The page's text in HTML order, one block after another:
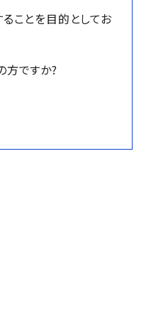
ことを目的としてお
方ですか?